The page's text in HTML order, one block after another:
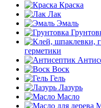
Краска
Лак
Эмаль
герметики
Воск
Гель
Лазурь
Масло